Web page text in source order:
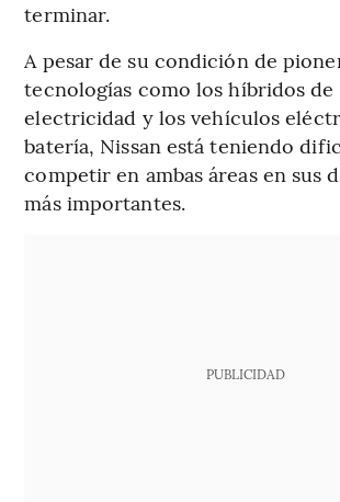
terminar.
A pesar de su condición de
tecnologías como los híbridos de
electricidad y los vehículos
batería, Nissan está teniendo
competir en ambas áreas en sus
más importantes.
PUBLICIDAD